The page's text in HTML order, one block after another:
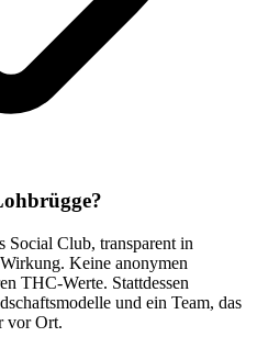
?
Social Club, transparent in
Keine anonymen
THC-Werte. Stattdessen
und ein Team, das
vor Ort.